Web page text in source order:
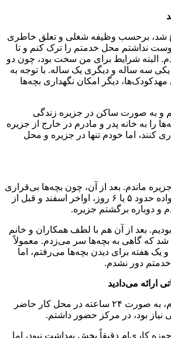
شد، برحسب وظیفه شغلی و تعلق خاطری
نداشتم محل خدمتم را ترک کنم و تا
البته شرایط برای من سخت بود، چون دو
سه ساله و دیگری یک ساله. با توجه به
دیگر امکان نگهداری بچه‌ها
و به صورت ساکن در جزیره زندگی
را به خانه پدر و مادرم در خارج از جزیره
کنند، اما خودم تنها در جزیره و محل
در جزیره ماندم. بعد از آن، چون بچه‌ها بی‌قراری
می‌کردند، به اصرار خانواده حدود ۵ یا ۶ روز، اواخر اسفند و قبل از
و دوباره برگشتم جزیره.
بعد از آن هم با لطف همکاران و خانم
که گاهی به بچه‌ها سر می‌زدم. معمولاً
یک هفته برای دیدن بچه‌ها می‌رفتم، اما
دور نشدم.
ارائه می‌دادید
زمانی که در جزیره بودم، به صورت ۲۴ ساعته در محل کار حاضر
نیاز بود، در مرکز حضور داشتم.
کاری‌ام دقیقاً بخش بهداشت نبود، اما